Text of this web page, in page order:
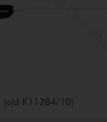
(old K11284/10)